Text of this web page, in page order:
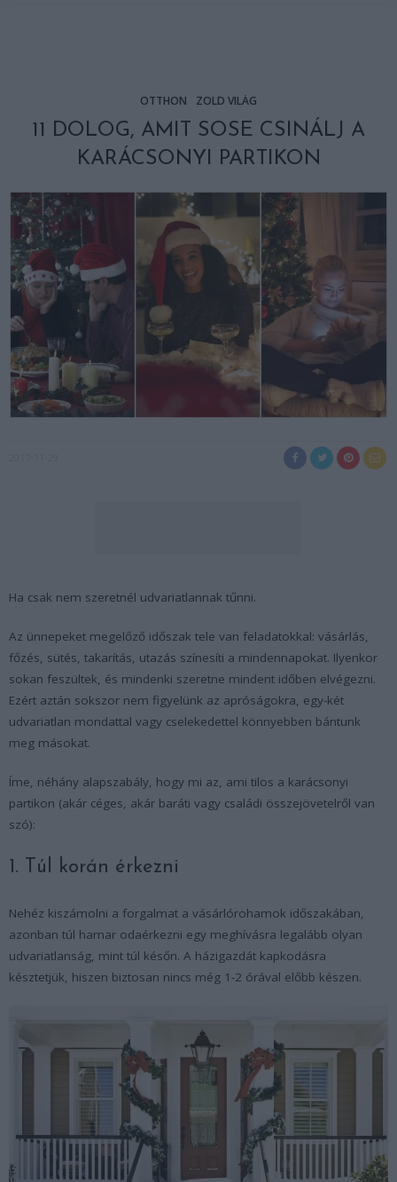
OTTHON ZÖLD VILÁG
11 DOLOG, AMIT SOSE CSINÁLJ A
KARÁCSONYI PARTIKON
Ha csak nem szeretnél udvariatlannak tűnni.
Az ünnepeket megelőző időszak tele van feladatokkal: vásárlás,
főzés, sütés, takarítás, utazás színesíti a mindennapokat. Ilyenkor
sokan feszültek, és mindenki szeretne mindent időben elvégezni.
Ezért aztán sokszor nem figyelünk az apróságokra, egy-két
udvariatlan mondattal vagy cselekedettel könnyebben bántunk
meg másokat.
Íme, néhány alapszabály, hogy mi az, ami tilos a karácsonyi
partikon (akár céges, akár baráti vagy családi összejövetelről van
szó):
1. Túl korán érkezni
Nehéz kiszámolni a forgalmat a vásárlórohamok időszakában,
azonban túl hamar odaérkezni egy meghívásra legalább olyan
udvariatlanság, mint túl későn. A házigazdát kapkodásra
késztetjük, hiszen biztosan nincs még 1-2 órával előbb készen.